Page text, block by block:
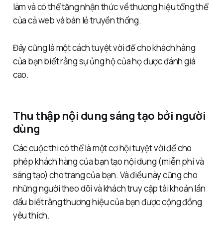
làm và có thể tăng nhận thức về thương hiệu tổng thể
của cả web và bán lẻ truyền thống.
Đây cũng là một cách tuyệt vời để cho khách hàng
của bạn biết rằng sự ủng hộ của họ được đánh giá
cao.
Thu thập nội dung sáng tạo bởi người
dùng
Các cuộc thi có thể là một cơ hội tuyệt vời để cho
phép khách hàng của bạn tạo nội dung (miễn phí và
sáng tạo) cho trang của bạn. Và điều này cũng cho
những người theo dõi và khách truy cập tài khoản lần
đầu biết rằng thương hiệu của bạn được cộng đồng
yêu thích.